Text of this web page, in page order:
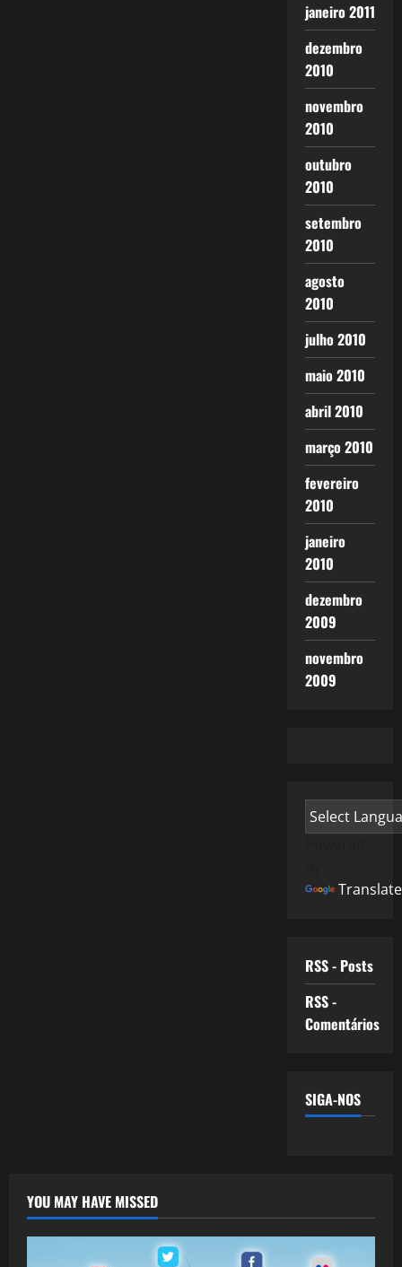
janeiro 2011
dezembro
2010
novembro
2010
outubro
2010
setembro
2010
agosto
2010
julho 2010
maio 2010
abril 2010
março 2010
fevereiro
2010
janeiro
2010
dezembro
2009
novembro
2009
Translate
RSS - Posts
RSS -
Comentários
SIGA-NOS
YOU MAY HAVE MISSED